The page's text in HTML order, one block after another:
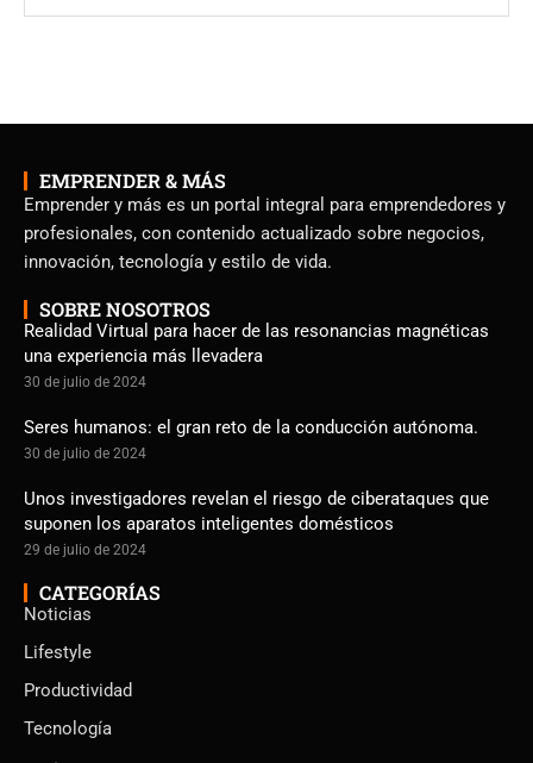
EMPRENDER & MÁS
Emprender y más es un portal integral para emprendedores y
profesionales, con contenido actualizado sobre negocios,
innovación, tecnología y estilo de vida.
SOBRE NOSOTROS
Realidad Virtual para hacer de las resonancias magnéticas
una experiencia más llevadera
30 de julio de 2024
Seres humanos: el gran reto de la conducción autónoma.
30 de julio de 2024
Unos investigadores revelan el riesgo de ciberataques que
suponen los aparatos inteligentes domésticos
29 de julio de 2024
CATEGORÍAS
Noticias
Lifestyle
Productividad
Tecnología